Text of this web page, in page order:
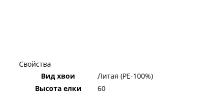
Свойства
Вид хвои
Литая (PE-100%)
Высота елки
60